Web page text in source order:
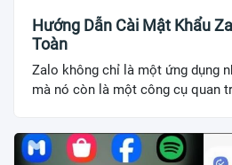
Hướng Dẫn Cài Mật Khẩu
Toàn
Zalo không chỉ là một ứng dụng
mà nó còn là một công cụ quan